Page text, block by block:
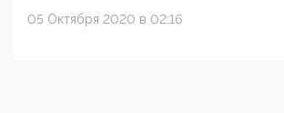
05 Октября 2020 в 02:16